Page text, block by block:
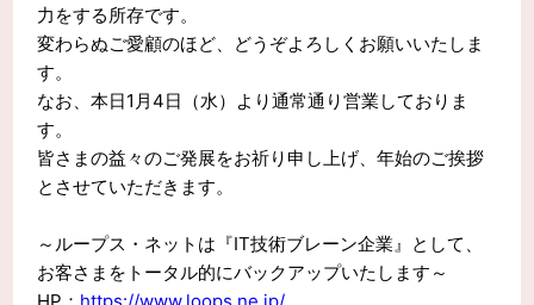
力をする所存です。
変わらぬご愛顧のほど、どうぞよろしくお願いいたしま
す。
なお、本日1月4日（水）より通常通り営業しておりま
す。
皆さまの益々のご発展をお祈り申し上げ、年始のご挨拶
とさせていただきます。
～ループス・ネットは『IT技術ブレーン企業』として、
お客さまをトータル的にバックアップいたします～
HP： https://www.loops.ne.jp/